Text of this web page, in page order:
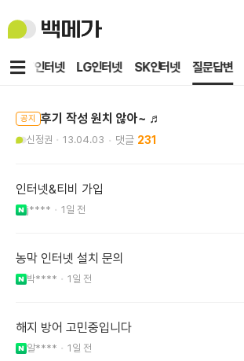
백
메
KT인터넷 LG인터넷 SK인터넷 질문답변
메
공지 후기 작성 원치 않아~ ♬
신정권 13.04.03 231
인터넷&티비 가입
j**** 1일 전
농막 인터넷 설치 문의
박**** 1일 전
해지 방어 고민중입니다
알**** 1일 전